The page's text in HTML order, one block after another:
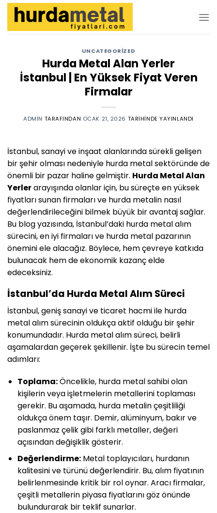
İçeriğe
UNCATEGORIZED
Hurda Metal Alan Yerler
İstanbul | En Yüksek Fiyat Veren
Firmalar
ADMIN TARAFINDAN OCAK 21, 2026 TARIHINDE YAYINLANDI
İstanbul, sanayi ve inşaat alanlarında sürekli gelişen
bir şehir olması nedeniyle hurda metal sektöründe de
önemli bir pazar haline gelmiştir. Hurda Metal Alan
Yerlerarayışında olanlar için, bu süreçte en yüksek
fiyatları sunan firmaları ve hurda metalin nasıl
değerlendirileceğini bilmek büyük bir avantaj sağlar.
Bu blog yazısında, İstanbul’daki hurda metal alım
sürecini, en iyi firmaları ve hurda metal pazarının
önemini ele alacağız. Böylece, hem çevreye katkıda
bulunacak hem de ekonomik kazanç elde
edeceksiniz.
İstanbul’da Hurda Metal Alım Süreci
İstanbul, geniş sanayi ve ticaret hacmi ile hurda
metal alım sürecinin oldukça aktif olduğu bir şehir
konumundadır. Hurda metal alım süreci, belirli
aşamalardan geçerek şekillenir. İşte bu sürecin temel
adımları:
Toplama:Öncelikle, hurda metal sahibi olan
kişilerin veya işletmelerin metallerini toplaması
gerekir. Bu aşamada, hurda metalin çeşitliliği
oldukça önem taşır. Demir, alüminyum, bakır ve
paslanmaz çelik gibi farklı metaller, değeri
açısından değişiklik gösterir.
Değerlendirme:Metal toplayıcıları, hurdanın
kalitesini ve türünü değerlendirir. Bu, alım fiyatının
belirlenmesinde kritik bir rol oynar. Aracı firmalar,
çeşitli metallerin piyasa fiyatlarını göz önünde
bulundurarak bir teklif sunarlar.